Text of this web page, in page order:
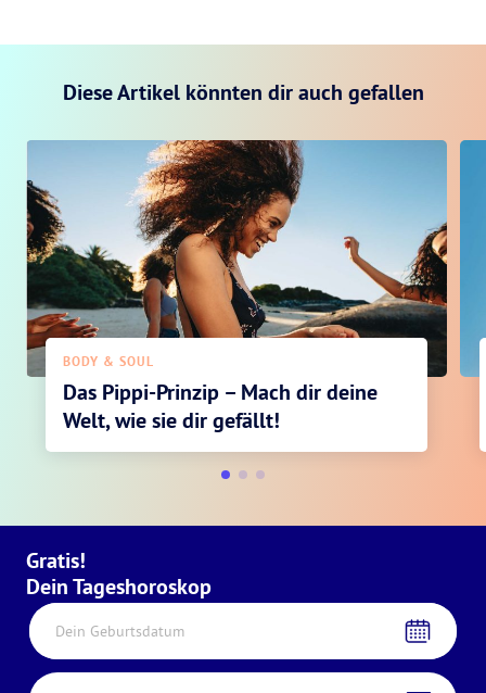
Diese Artikel könnten dir auch gefallen
BODY & SOUL
Das Pippi-Prinzip – Mach dir deine
Welt, wie sie dir gefällt!
Gratis!
Dein Tageshoroskop
Dein Geburtsdatum